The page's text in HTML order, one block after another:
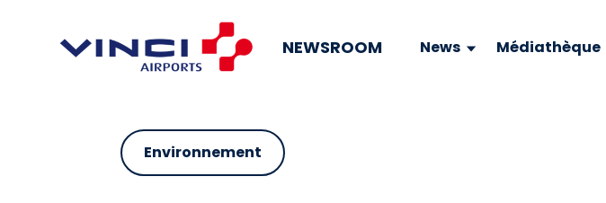
NEWSROOM News Médiathèque
Environnement